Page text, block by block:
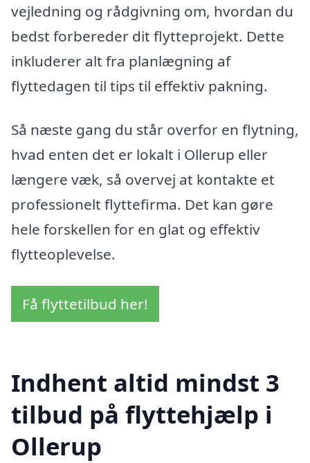
vejledning og rådgivning om, hvordan du
bedst forbereder dit flytteprojekt. Dette
inkluderer alt fra planlægning af
flyttedagen til tips til effektiv pakning.
Så næste gang du står overfor en flytning,
hvad enten det er lokalt i Ollerup eller
længere væk, så overvej at kontakte et
professionelt flyttefirma. Det kan gøre
hele forskellen for en glat og effektiv
flytteoplevelse.
Få flyttetilbud her!
Indhent altid mindst 3
tilbud på flyttehjælp i
Ollerup